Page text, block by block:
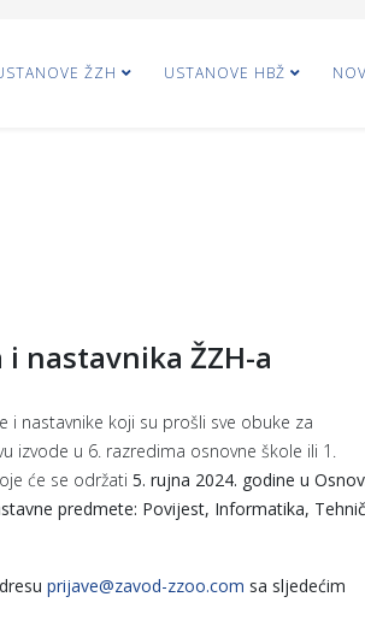
ŽZH USTANOVE HBŽ
nastavnika ŽZH-a
i nastavnike koji su prošli sve obuke za
izvode u 6. razredima osnovne škole ili 1.
će se održati 5. rujna 2024. godine u
predmete: Povijest, Informatika,
prijave@zavod-zzoo.com sa sljedećim